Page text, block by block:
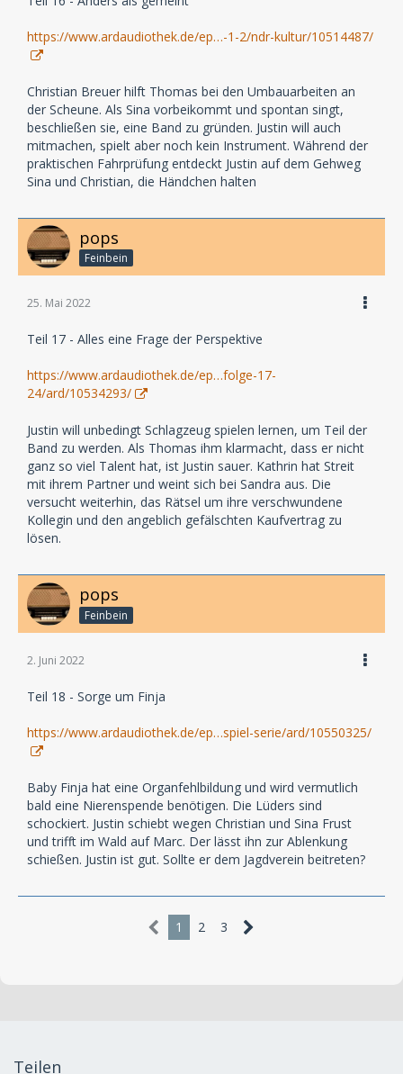
https://www.ardaudiothek.de/ep…-1-2/ndr-kultur/10514487/
Christian Breuer hilft Thomas bei den Umbauarbeiten an
der Scheune. Als Sina vorbeikommt und spontan singt,
beschließen sie, eine Band zu gründen. Justin will auch
mitmachen, spielt aber noch kein Instrument. Während der
praktischen Fahrprüfung entdeckt Justin auf dem Gehweg
Sina und Christian, die Händchen halten
pops
Feinbein
25. Mai 2022
Teil 17 - Alles eine Frage der Perspektive
https://www.ardaudiothek.de/ep…folge-17-
24/ard/10534293/
Justin will unbedingt Schlagzeug spielen lernen, um Teil der
Band zu werden. Als Thomas ihm klarmacht, dass er nicht
ganz so viel Talent hat, ist Justin sauer. Kathrin hat Streit
mit ihrem Partner und weint sich bei Sandra aus. Die
versucht weiterhin, das Rätsel um ihre verschwundene
Kollegin und den angeblich gefälschten Kaufvertrag zu
lösen.
pops
Feinbein
2. Juni 2022
Teil 18 - Sorge um Finja
https://www.ardaudiothek.de/ep…spiel-serie/ard/10550325/
Baby Finja hat eine Organfehlbildung und wird vermutlich
bald eine Nierenspende benötigen. Die Lüders sind
schockiert. Justin schiebt wegen Christian und Sina Frust
und trifft im Wald auf Marc. Der lässt ihn zur Ablenkung
schießen. Justin ist gut. Sollte er dem Jagdverein beitreten?
1 2 3
Teilen